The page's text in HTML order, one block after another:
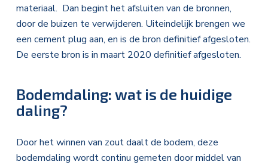
materiaal. Dan begint het afsluiten van de bronnen,
door de buizen te verwijderen. Uiteindelijk brengen we
een cement plug aan, en is de bron definitief afgesloten.
De eerste bron is in maart 2020 definitief afgesloten.
Bodemdaling: wat is de huidige
daling?
Door het winnen van zout daalt de bodem, deze
bodemdaling wordt continu gemeten door middel van